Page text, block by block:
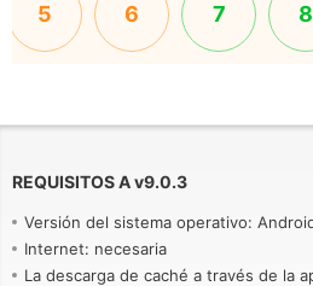
5 6 7 8
REQUISITOS Av9.0.3
Versión del sistema operativo:
Internet: necesaria
La descarga de caché a través de la